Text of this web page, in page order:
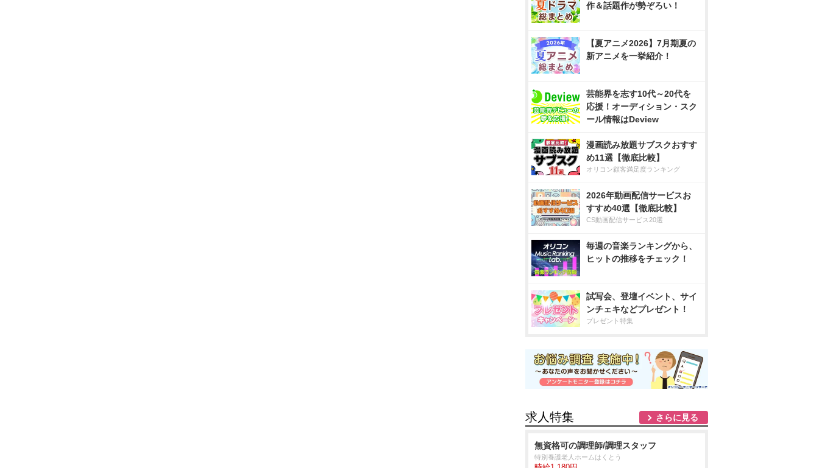
作＆話題作が勢ぞろい！
【夏アニメ2026】7月期夏の
新アニメを一挙紹介！
芸能界を志す10代～20代を
応援！オーディション・スク
ール情報はDeview
漫画読み放題サブスクおすす
め11選【徹底比較】
オリコン顧客満足度ランキング
2026年動画配信サービスお
すすめ40選【徹底比較】
CS動画配信サービス20選
毎週の音楽ランキングから、
ヒットの推移をチェック！
試写会、登壇イベント、サイ
ンチェキなどプレゼント！
プレゼント特集
求人特集 さらに見る
無資格可の調理師/調理スタッフ
特別養護老人ホームはくとう